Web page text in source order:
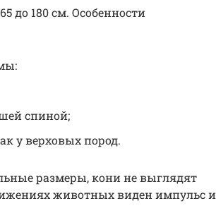
до 180 см. Особенности
спиной;
у верховых пород.
размеры, кони не выглядят
животных виден импульс и